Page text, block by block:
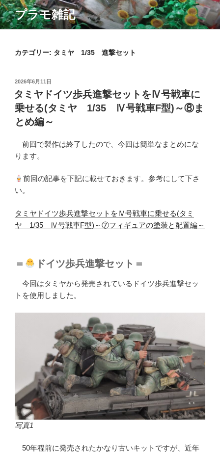
コ
ン
テ
プラモ雑記
カテゴリー: タミヤ 1/35 進撃セット
投
稿
日:
2026年6月11日
タミヤドイツ歩兵進撃セットをⅣ号戦車に
乗せる(タミヤ 1/35 Ⅳ号戦車F型)～⑧ま
とめ編～
前回で製作は終了したので、今回は簡単なまとめにな
ります。
前回の記事を下記に載せておきます。参考にして下さ
い。
タミヤドイツ歩兵進撃セットをⅣ号戦車に乗せる(タミ
ヤ 1/35 Ⅳ号戦車F型)～⑦フィギュアの塗装と配置編～
＝ ドイツ歩兵進撃セット＝
今回はタミヤから発売されているドイツ歩兵進撃セッ
トを使用しました。
写真1
50年程前に発売されたかなり古いキットですが、近年